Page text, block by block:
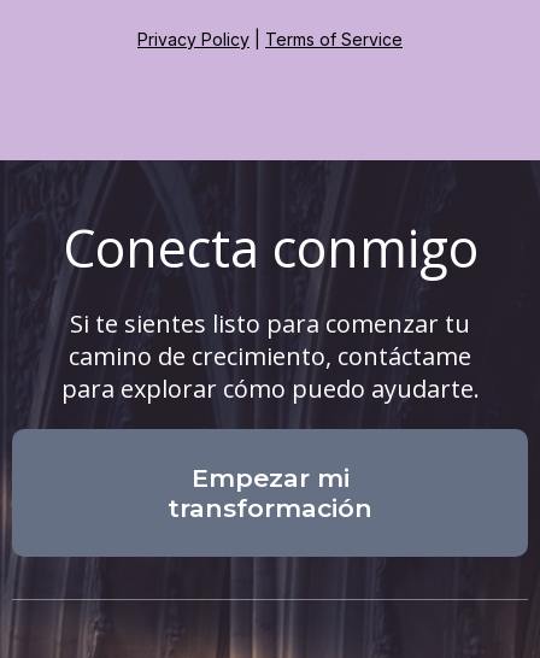
Privacy Policy Terms of Service
Conecta conmigo
Si te sientes listo para comenzar tu
camino de crecimiento, contáctame
para explorar cómo puedo ayudarte.
Empezar mi
transformación